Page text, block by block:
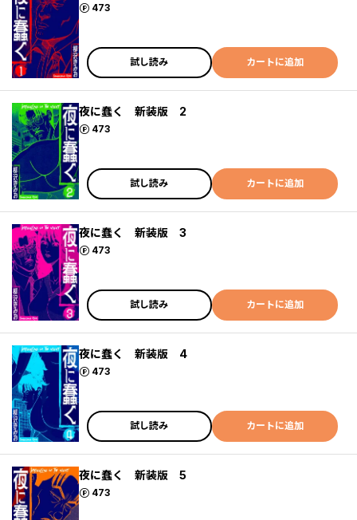
473
ポイント
試し読み カートに追加
夜に蠢く 新装版 2
473
ポイント
試し読み カートに追加
夜に蠢く 新装版 3
473
ポイント
試し読み カートに追加
夜に蠢く 新装版 4
473
ポイント
試し読み カートに追加
夜に蠢く 新装版 5
473
ポイント